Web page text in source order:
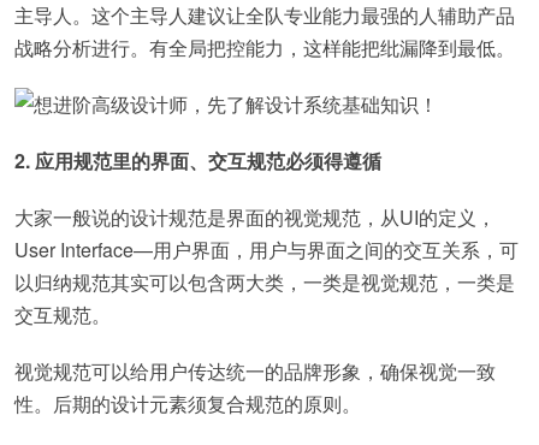
主导人。这个主导人建议让全队专业能力最强的人辅助产品
战略分析进行。有全局把控能力，这样能把纰漏降到最低。
2. 应用规范里的界面、交互规范必须得遵循
大家一般说的设计规范是界面的视觉规范，从UI的定义，
User Interface—用户界面，用户与界面之间的交互关系，可
以归纳规范其实可以包含两大类，一类是视觉规范，一类是
交互规范。
视觉规范可以给用户传达统一的品牌形象，确保视觉一致
性。后期的设计元素须复合规范的原则。